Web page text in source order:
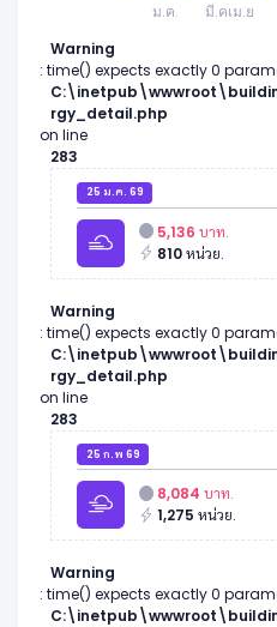
ม.ค. มี.คเม.ย
Warning
: time() expects exactly 0
rgy_detail.php
on line
283
25 ม.ค. 69
5,136 บาท.
810หน่วย.
Warning
: time() expects exactly 0
rgy_detail.php
on line
283
25 ก.พ 69
8,084 บาท.
1,275 หน่วย.
Warning
: time() expects exactly 0